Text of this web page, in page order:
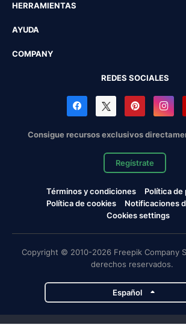
HERRAMIENTAS
AYUDA
COMPANY
REDES SOCIALES
Consigue recursos exclusivos
Regístrate
Términos y condiciones
Política de
Política de cookies
Notificaciones
Cookies settings
Copyright © 2010-2026 Freepik Company
derechos reservados.
Español